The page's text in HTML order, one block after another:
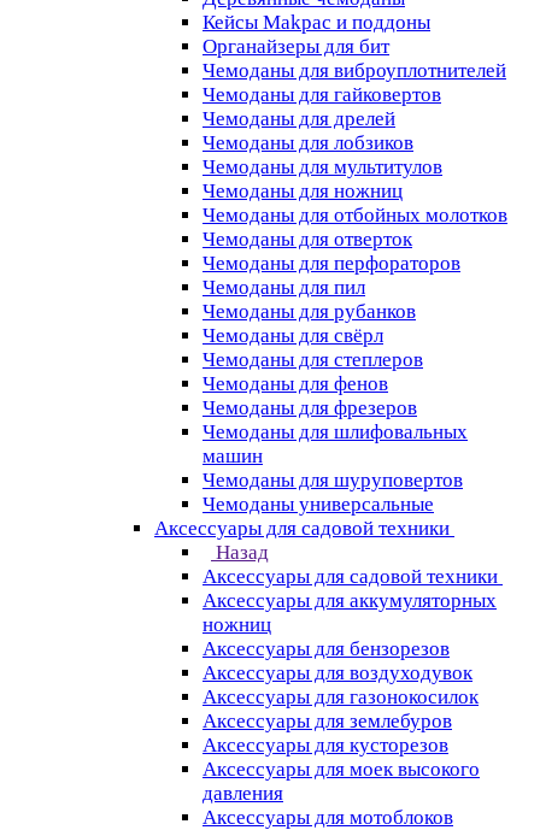
Кейсы Makpac и поддоны
Органайзеры для бит
Чемоданы для виброуплотнителей
Чемоданы для гайковертов
Чемоданы для дрелей
Чемоданы для лобзиков
Чемоданы для мультитулов
Чемоданы для ножниц
Чемоданы для отбойных молотков
Чемоданы для отверток
Чемоданы для перфораторов
Чемоданы для пил
Чемоданы для рубанков
Чемоданы для свёрл
Чемоданы для степлеров
Чемоданы для фенов
Чемоданы для фрезеров
Чемоданы для шлифовальных
машин
Чемоданы для шуруповертов
Чемоданы универсальные
Аксессуары для садовой техники
Назад
Аксессуары для садовой техники
Аксессуары для аккумуляторных
ножниц
Аксессуары для бензорезов
Аксессуары для воздуходувок
Аксессуары для газонокосилок
Аксессуары для землебуров
Аксессуары для кусторезов
Аксессуары для моек высокого
давления
Аксессуары для мотоблоков